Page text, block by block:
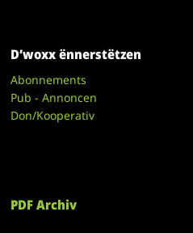
D’woxx ënnerstëtzen
Abonnements
Pub - Annoncen
Don/Kooperativ
PDF Archiv